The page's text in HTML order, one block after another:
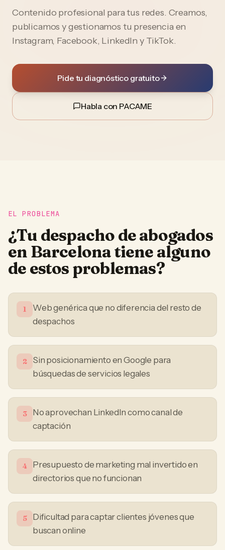
Contenido profesional para tus redes. Creamos,
publicamos y gestionamos tu presencia en
Instagram, Facebook, LinkedIn y TikTok.
Pide tu diagnóstico gratuito
Habla con PACAME
EL PROBLEMA
¿Tu despacho de abogados
en Barcelonatiene alguno
de estos problemas?
1
Web genérica que no diferencia del resto de
despachos
2
Sin posicionamiento en Google para
búsquedas de servicios legales
3
No aprovechan LinkedIn como canal de
captación
4
Presupuesto de marketing mal invertido en
directorios que no funcionan
5
Dificultad para captar clientes jóvenes que
buscan online